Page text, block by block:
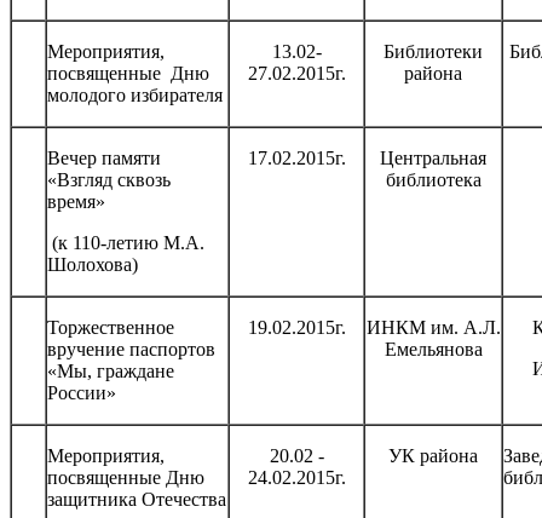
Мероприятия,
посвященные Дню
молодого избирателя
13.02-
27.02.2015г.
Библиотеки
района
Вечер памяти
«Взгляд сквозь
время»
(к 110-летию М.А.
Шолохова)
17.02.2015г.
Центральная
библиотека
Торжественное
вручение паспортов
«Мы, граждане
России»
19.02.2015г.
ИНКМ им. А.Л.
Емельянова
Мероприятия,
посвященные Дню
защитника Отечества
20.02 -
24.02.2015г.
УК района